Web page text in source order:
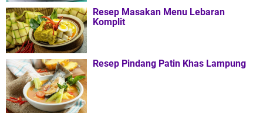
Resep Masakan Menu Lebaran
Komplit
Resep Pindang Patin Khas Lampung